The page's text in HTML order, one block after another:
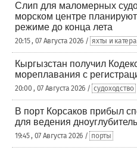
Слип для маломерных
морском центре
режиме до конца лета
20:15 , 07 Августа 2026 / яхты и катера
Кыргызстан получил
мореплавания с
20:00 , 07 Августа 2026 / судоходство
В порт Корсаков прибыл
для ведения
19:45 , 07 Августа 2026 / порты